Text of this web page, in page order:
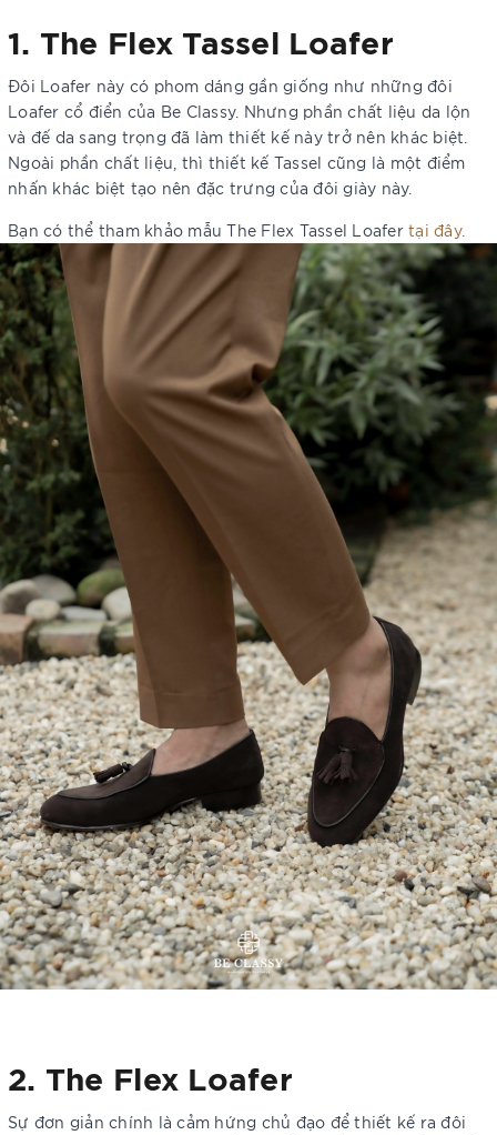
1. The Flex Tassel Loafer
Đôi Loafer này có phom dáng gần giống như những đôi
Loafer cổ điển của Be Classy. Nhưng phần chất liệu da lộn
và đế da sang trọng đã làm thiết kế này trở nên khác biệt.
Ngoài phần chất liệu, thì thiết kế Tassel cũng là một điểm
nhấn khác biệt tạo nên đặc trưng của đôi giày này.
Bạn có thể tham khảo mẫu The Flex Tassel Loafer tại đây.
2. The Flex Loafer
Sự đơn giản chính là cảm hứng chủ đạo để thiết kế ra đôi